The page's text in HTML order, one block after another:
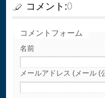
コメント:0
コメントフォーム
名前
メールアドレス (メール (